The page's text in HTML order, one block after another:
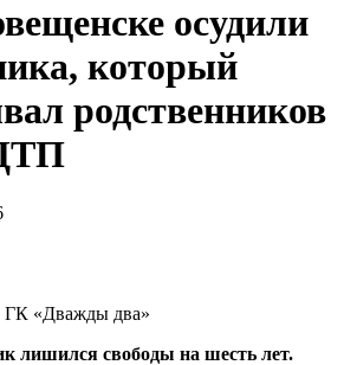
осудили
который
родственников
ГК «Дважды два»
лишился свободы на шесть лет.